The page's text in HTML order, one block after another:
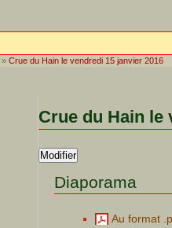
» Crue du Hain le vendredi 15 janvier 2016
Crue du Hain le
Modifier
Diaporama
Au format